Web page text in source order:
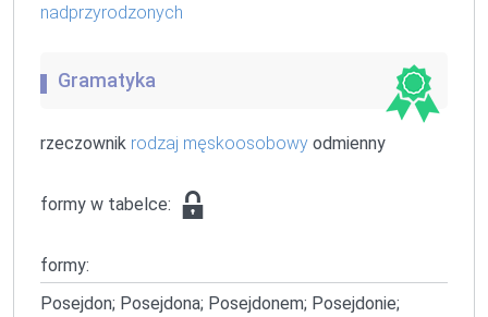
nadprzyrodzonych
Gramatyka
rzeczownik rodzaj męskoosobowy odmienny
formy w tabelce:
formy:
Posejdon; Posejdona; Posejdonem; Posejdonie;